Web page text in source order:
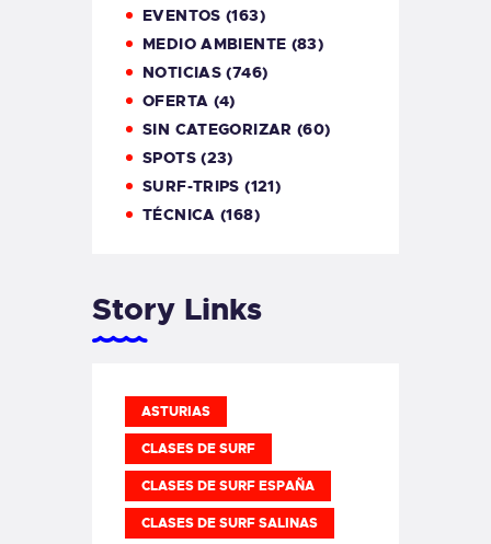
EVENTOS (163)
MEDIO AMBIENTE (83)
NOTICIAS (746)
OFERTA (4)
SIN CATEGORIZAR (60)
SPOTS(23)
SURF-TRIPS (121)
TÉCNICA (168)
Story Links
ASTURIAS
CLASES DE SURF
CLASES DE SURF ESPAÑA
CLASES DE SURF SALINAS